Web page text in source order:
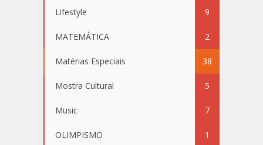
Lifestyle 9
MATEMÁTICA 2
Matérias Especiais 38
Mostra Cultural 5
Music 7
OLIMPISMO 1